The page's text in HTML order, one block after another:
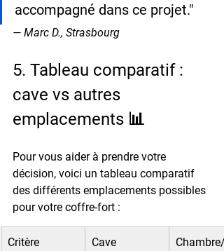
accompagné dans ce projet."
— Marc D., Strasbourg
5. Tableau comparatif :
cave vs autres
emplacements 📊
Pour vous aider à prendre votre
décision, voici un tableau comparatif
des différents emplacements possibles
pour votre coffre-fort :
Critère Cave
Chambre/